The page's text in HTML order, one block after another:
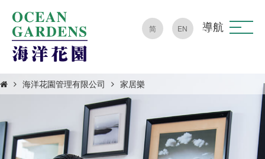
简 EN 導航
海洋花園管理有限公司 家居樂